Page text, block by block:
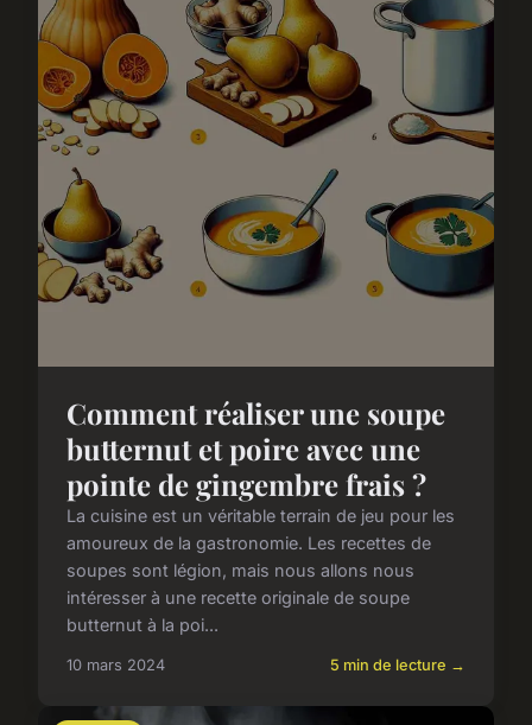
Comment réaliser une soupe
butternut et poire avec une
pointe de gingembre frais ?
La cuisine est un véritable terrain de jeu pour les
amoureux de la gastronomie. Les recettes de
soupes sont légion, mais nous allons nous
intéresser à une recette originale de soupe
butternut à la poi...
10 mars 2024 5 min de lecture →